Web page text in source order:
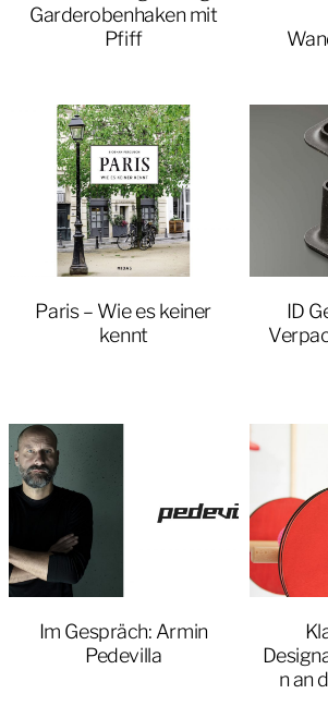
Garderobenhaken mit
Pfiff
Paris – Wie es keiner
kennt
ID
Im Gespräch: Armin
Pedevilla
n an